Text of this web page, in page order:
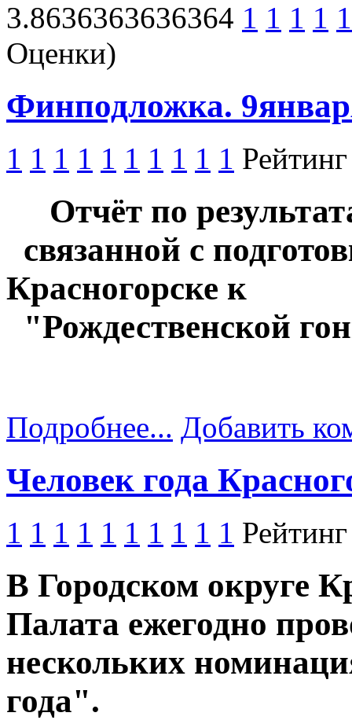
3.8636363636364 1 1 1 1 1
Оценки)
Финподложка.
1 1 1 1 1 1 1 1 1 1
Отчёт по
связанной с
Красногорске к
"Рождественской
Подробнее... Добавить
Человек года
1 1 1 1 1 1 1 1 1 1
В Городском округе
Палата ежегодно
нескольких
года".